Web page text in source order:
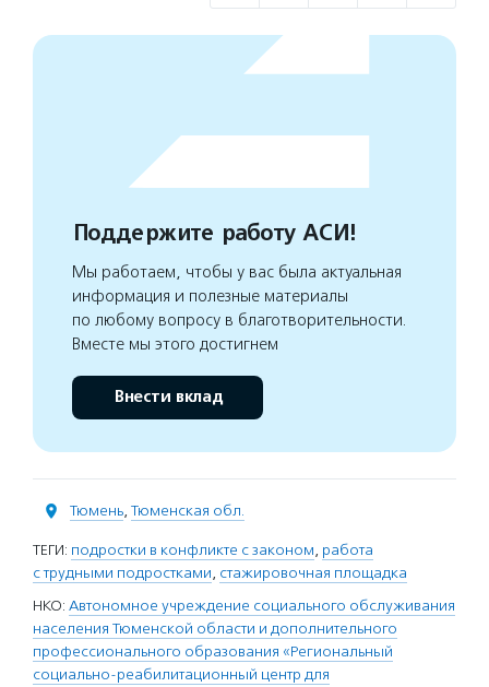
Поддержите работу АСИ!
Мы работаем, чтобы у вас была актуальная
информация и полезные материалы
по любому вопросу в благотворительности.
Вместе мы этого достигнем
Внести вклад
Тюмень, Тюменская обл.
ТЕГИ: подростки в конфликте с законом, работа
с трудными подростками, стажировочная площадка
НКО: Автономное учреждение социального обслуживания
населения Тюменской области и дополнительного
профессионального образования «Региональный
социально-реабилитационный центр для